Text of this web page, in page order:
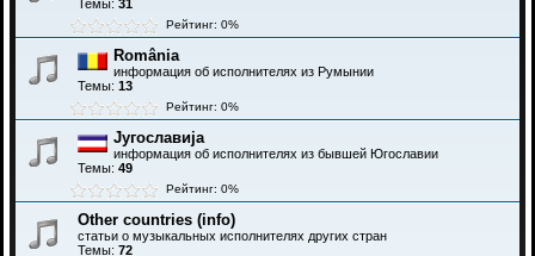
Темы: 31
Рейтинг: 0%
România
информация об исполнителях из Румынии
Темы: 13
Рейтинг: 0%
Југославија
информация об исполнителях из бывшей Югославии
Темы: 49
Рейтинг: 0%
Other countries (info)
статьи о музыкальных исполнителях других стран
Темы: 72